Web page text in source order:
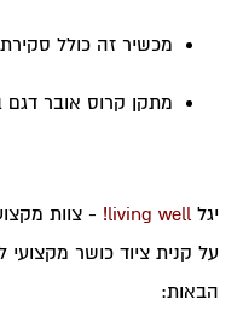
מכשיר זה כולל
מתקן קרוס אובר דגם
יגל living well!
הבאות: